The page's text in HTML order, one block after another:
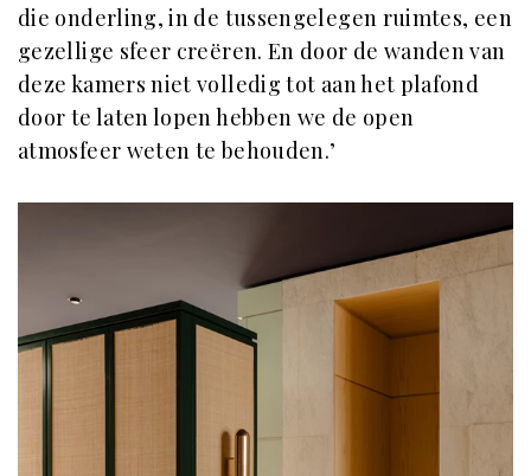
die onderling, in de tussengelegen ruimtes, een
gezellige sfeer creëren. En door de wanden van
deze kamers niet volledig tot aan het plafond
door te laten lopen hebben we de open
atmosfeer weten te behouden.’